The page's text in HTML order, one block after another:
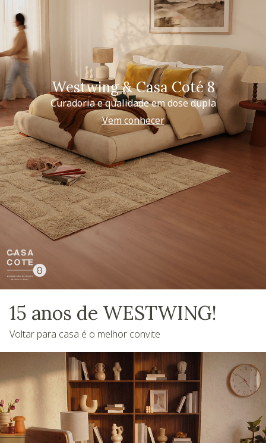
Westwing & Casa Coté 8
Curadoria e qualidade em dose dupla
Vem conhecer
15 anos de WESTWING!
Voltar para casa é o melhor convite